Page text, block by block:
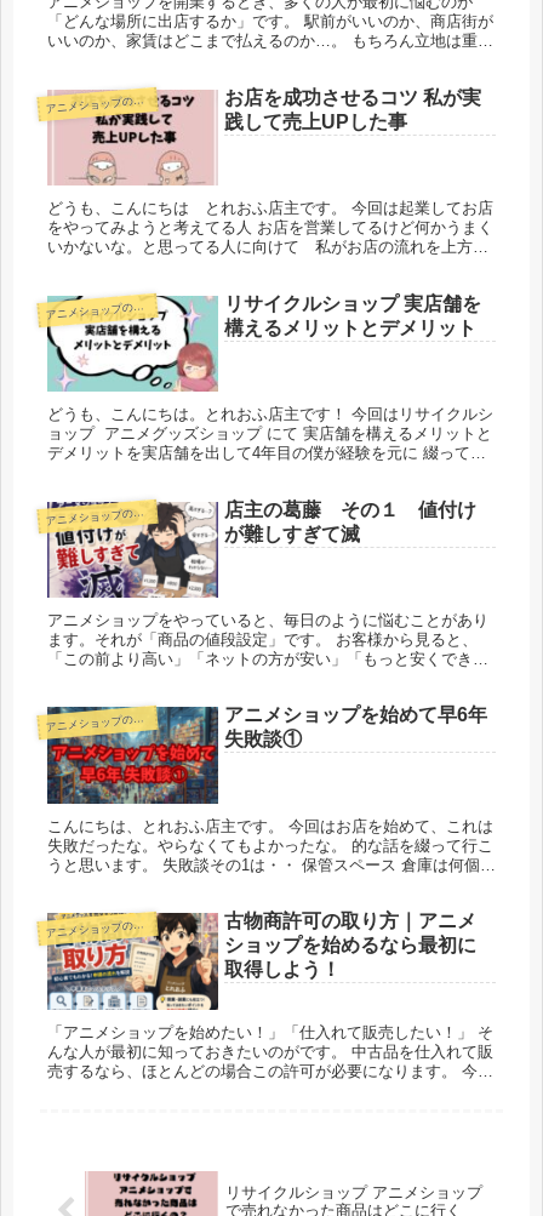
「どんな場所に出店するか」です。 駅前がいいのか、商店街が
いいのか、家賃はどこまで払えるのか…。 もちろん立地は重要
ア
ニメショップの始め方
お店を成功させるコツ 私が実
践して売上UPした事
どうも、こんにちは とれおふ店主です。 今回は起業してお店
をやってみようと考えてる人 お店を営業してるけど何かうまく
いかないな。と思ってる人に向けて 私がお店の流れを上方修
ア
ニメショップの始め方
リサイクルショップ 実店舗を
構えるメリットとデメリット
どうも、こんにちは。とれおふ店主です！ 今回はリサイクルシ
ョップ アニメグッズショップ にて 実店舗を構えるメリットと
デメリットを実店舗を出して4年目の僕が経験を元に 綴ってい
ア
ニメショップの始め方
店主の葛藤 その１ 値付け
が難しすぎて滅
アニメショップをやっていると、毎日のように悩むことがあり
ます。それが「商品の値段設定」です。 お客様から見ると、
「この前より高い」「ネットの方が安い」「もっと安くできな
ア
ニメショップの始め方
アニメショップを始めて早6年
失敗談①
こんにちは、とれおふ店主です。 今回はお店を始めて、これは
失敗だったな。やらなくてもよかったな。 的な話を綴って行こ
うと思います。 失敗談その1は・・ 保管スペース 倉庫は何個も
ア
ニメショップの始め方
古物商許可の取り方｜アニメ
ショップを始めるなら最初に
取得しよう！
「アニメショップを始めたい！」「仕入れて販売したい！」 そ
んな人が最初に知っておきたいのがです。 中古品を仕入れて販
売するなら、ほとんどの場合この許可が必要になります。 今回
リサイクルショップ アニメショップ
で売れなかった商品はどこに行く